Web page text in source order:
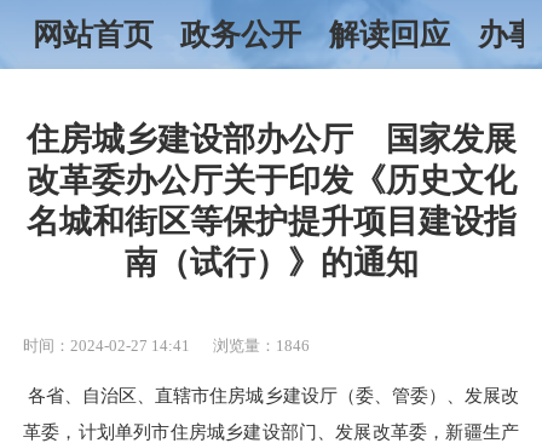
网站首页 政务公开 解读回应 办
住房城乡建设部办公厅 国家发展
改革委办公厅关于印发《历史文化
名城和街区等保护提升项目建设指
南（试行）》的通知
时间：2024-02-27 14:41 浏览量：1846
各省、自治区、直辖市住房城乡建设厅（委、管委）、发展改
革委，计划单列市住房城乡建设部门、发展改革委，新疆生产